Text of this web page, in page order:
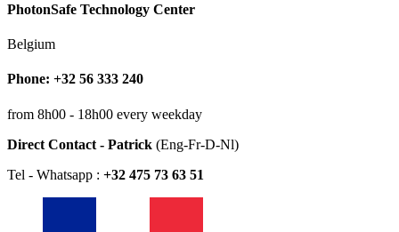
PhotonSafe Technology Center
Belgium
Phone: +32 56 333 240
from 8h00 - 18h00 every weekday
Direct Contact - Patrick (Eng-Fr-D-Nl)
Tel - Whatsapp : +32 475 73 63 51